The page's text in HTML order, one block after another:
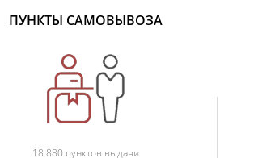
ПУНКТЫ САМОВЫВОЗА
18 880 пунктов выдачи